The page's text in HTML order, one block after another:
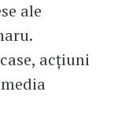
ale
acțiuni